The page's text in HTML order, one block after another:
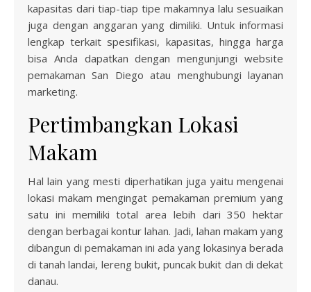
kapasitas dari tiap-tiap tipe makamnya lalu sesuaikan
juga dengan anggaran yang dimiliki. Untuk informasi
lengkap terkait spesifikasi, kapasitas, hingga harga
bisa Anda dapatkan dengan mengunjungi website
pemakaman San Diego atau menghubungi layanan
marketing.
Pertimbangkan Lokasi
Makam
Hal lain yang mesti diperhatikan juga yaitu mengenai
lokasi makam mengingat pemakaman premium yang
satu ini memiliki total area lebih dari 350 hektar
dengan berbagai kontur lahan. Jadi, lahan makam yang
dibangun di pemakaman ini ada yang lokasinya berada
di tanah landai, lereng bukit, puncak bukit dan di dekat
danau.